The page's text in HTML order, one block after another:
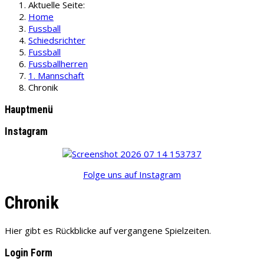
Aktuelle Seite:
Home
Fussball
Schiedsrichter
Fussball
Fussballherren
1. Mannschaft
Chronik
Hauptmenü
Instagram
Folge uns auf Instagram
Chronik
Hier gibt es Rückblicke auf vergangene Spielzeiten.
Login Form